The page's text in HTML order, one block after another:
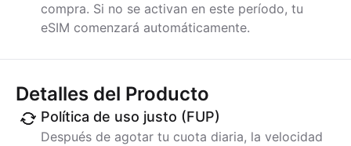
compra. Si no se activan en este período, tu
eSIM comenzará automáticamente.
Detalles del Producto
Política de uso justo (FUP)
Después de agotar tu cuota diaria, la velocidad